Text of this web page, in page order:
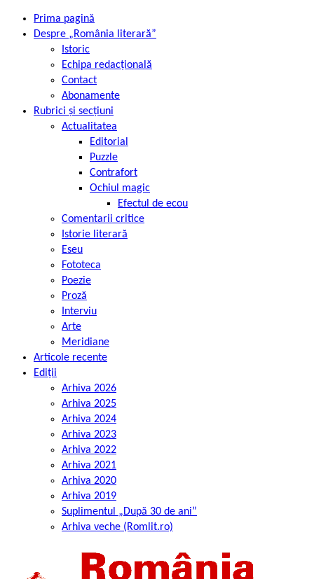
Prima pagină
Despre „România literară”
Istoric
Echipa redacțională
Contact
Abonamente
Rubrici și secțiuni
Actualitatea
Editorial
Puzzle
Contrafort
Ochiul magic
Efectul de ecou
Comentarii critice
Istorie literară
Eseu
Fototeca
Poezie
Proză
Interviu
Arte
Meridiane
Articole recente
Ediții
Arhiva 2026
Arhiva 2025
Arhiva 2024
Arhiva 2023
Arhiva 2022
Arhiva 2021
Arhiva 2020
Arhiva 2019
Suplimentul „După 30 de ani”
Arhiva veche (Romlit.ro)